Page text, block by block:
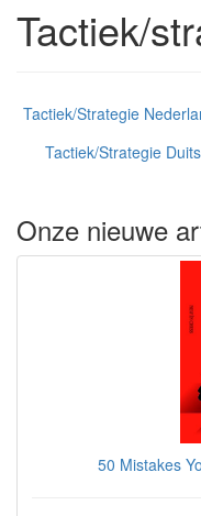
Tactiek/
Tactiek/Strategie
Tactiek/Strategie Duits
Onze nieuwe
50 Mistakes